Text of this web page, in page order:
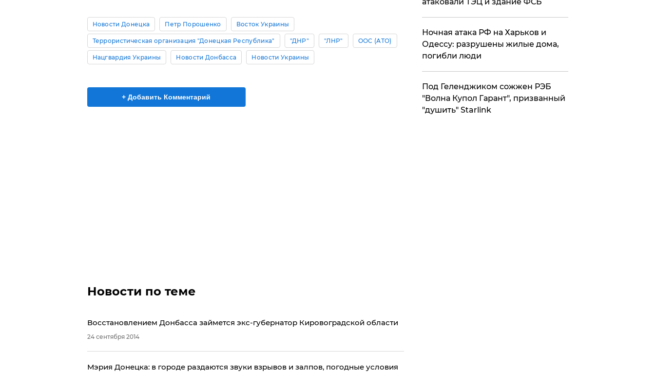
Новости Донецка Петр Порошенко Восток Украины
Террористическая организация "Донецкая Республика" "ДНР" "ЛНР" ООС (АТО)
Нацгвардия Украины Новости Донбасса Новости Украины
+ Добавить Комментарий
Новости по теме
Восстановлением Донбасса займется экс-губернатор Кировоградской области
24 сентября 2014
Мэрия Донецка: в городе раздаются звуки взрывов и залпов, погодные условия
​Ночная атака РФ на Харьков и
Одессу: разрушены жилые дома,
погибли люди
Под Геленджиком сожжен РЭБ
"Волна Купол Гарант", призванный
"душить" Starlink